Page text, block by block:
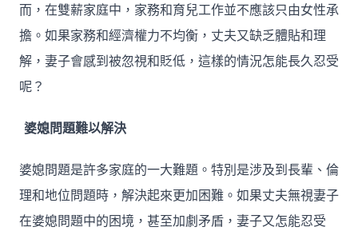
而，在雙薪家庭中，家務和育兒工作並不應該只由女性承
擔。如果家務和經濟權力不均衡，丈夫又缺乏體貼和理
解，妻子會感到被忽視和貶低，這樣的情況怎能長久忍受
呢？
婆媳問題難以解決
婆媳問題是許多家庭的一大難題。特別是涉及到長輩、倫
理和地位問題時，解決起來更加困難。如果丈夫無視妻子
在婆媳問題中的困境，甚至加劇矛盾，妻子又怎能忍受